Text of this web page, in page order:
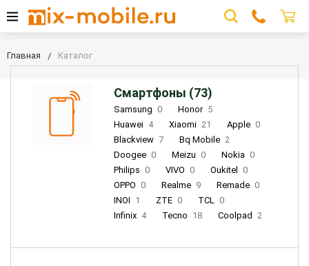
Главная Каталог
Смартфоны (73)
Samsung 0 Honor 5
Huawei 4 Xiaomi 21 Apple 0
Blackview 7 Bq Mobile 2
Doogee 0 Meizu 0 Nokia 0
Philips 0 VIVO 0 Oukitel
0
OPPO 0 Realme 9 Remade 0
INOI 1 ZTE 0 TCL 0
Infinix 4 Tecno 18 Coolpad 2